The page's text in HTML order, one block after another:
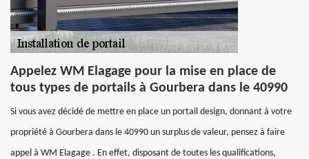
Appelez WM Elagage pour la mise en place de
tous types de portails à Gourbera dans le 40990
Si vous avez décidé de mettre en place un portail design, donnant à votre
propriété à Gourbera dans le 40990 un surplus de valeur, pensez à faire
appel à WM Elagage . En effet, disposant de toutes les qualifications,